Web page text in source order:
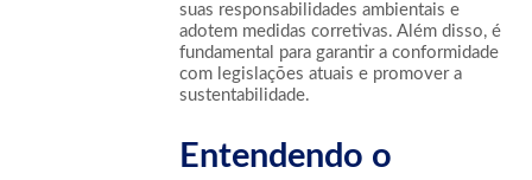
suas responsabilidades ambientais e
adotem medidas corretivas. Além disso, é
fundamental para garantir a conformidade
com legislações atuais e promover a
sustentabilidade.
Entendendo o